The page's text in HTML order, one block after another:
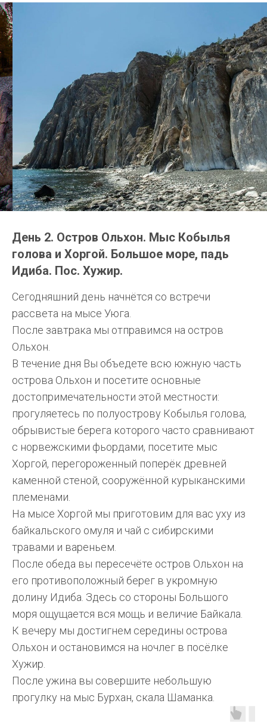
День 2. Остров Ольхон. Мыс Кобылья
голова и Хоргой. Большое море, падь
Идиба. Пос. Хужир.
Сегодняшний день начнётся со встречи
рассвета на мысе Уюга.
После завтрака мы отправимся на остров
Ольхон.
В течение дня Вы объедете всю южную часть
острова Ольхон и посетите основные
достопримечательности этой местности:
прогуляетесь по полуострову Кобылья голова,
обрывистые берега которого часто сравнивают
с норвежскими фьордами, посетите мыс
Хоргой, перегороженный поперёк древней
каменной стеной, сооружённой курыканскими
племенами.
На мысе Хоргой мы приготовим для вас уху из
байкальского омуля и чай с сибирскими
травами и вареньем.
После обеда вы пересечёте остров Ольхон на
его противоположный берег в укромную
долину Идиба. Здесь со стороны Большого
моря ощущается вся мощь и величие Байкала.
К вечеру мы достигнем середины острова
Ольхон и остановимся на ночлег в посёлке
Хужир.
После ужина вы совершите небольшую
прогулку на мыс Бурхан, скала Шаманка.